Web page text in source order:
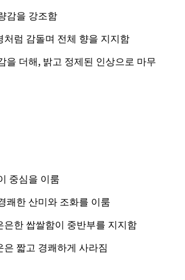
감을 강조함
처럼 감돌며 전체 향을 지지함
을 더해, 밝고 정제된 인상으로 마무
중심을 이룸
쾌한 산미와 조화를 이룸
은한 쌉쌀함이 중반부를 지지함
짧고 경쾌하게 사라짐